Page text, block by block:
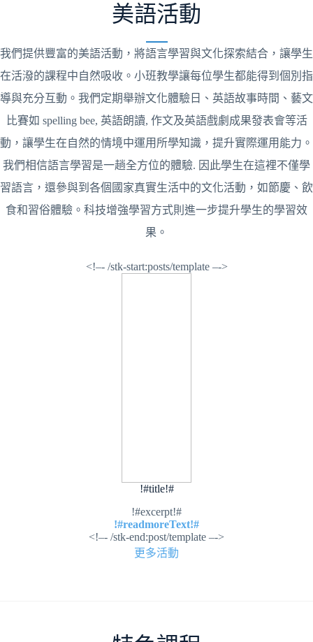
美語活動
我們提供豐富的美語活動，將語言學習與文化探索結合，讓學生
在活潑的課程中自然吸收。小班教學讓每位學生都能得到個別指
導與充分互動。我們定期舉辦文化體驗日、英語故事時間、藝文
比賽如 spelling bee, 英語朗讀, 作文及英語戲劇成果發表會等活
動，讓學生在自然的情境中運用所學知識，提升實際運用能力。
我們相信語言學習是一趟全方位的體驗. 因此學生在這裡不僅學
習語言，還參與到各個國家真實生活中的文化活動，如節慶、飲
食和習俗體驗。科技增強學習方式則進一步提升學生的學習效
果。
<!–- /stk-start:posts/template –->
!#title!#
!#excerpt!#
!#readmoreText!#
<!–- /stk-end:post/template –->
更多活動